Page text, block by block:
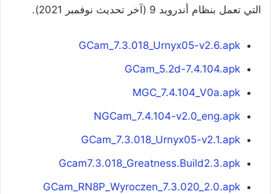
التي تعمل بنظام أندرويد 9 (آخر تحديث نوفمبر 2021).
GCam_7.3.018_Urnyx05-v2.6.apk
GCam_5.2d-7.4.104.apk
MGC_7.4.104_V0a.apk
NGCam_7.4.104-v2.0_eng.apk
GCam_7.3.018_Urnyx05-v2.1.apk
Gcam7.3.018_Greatness.Build2.3.apk
GCam_RN8P_Wyroczen_7.3.020_2.0.apk